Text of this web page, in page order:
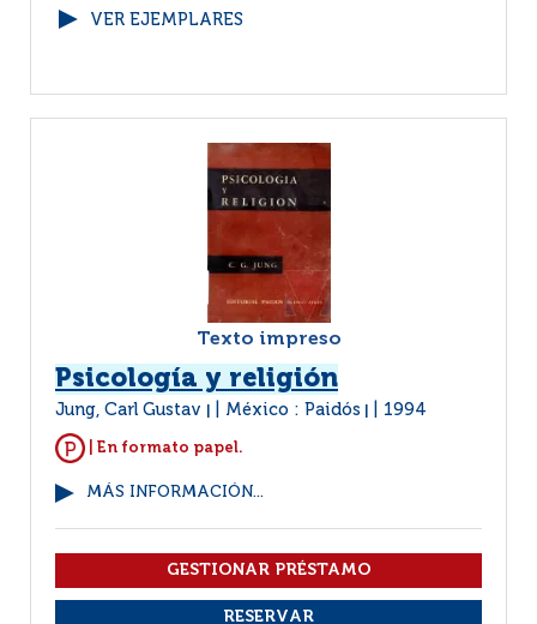
VER EJEMPLARES
Texto impreso
Psicología y religión
Jung, Carl Gustav México : Paidós 1994
| En formato papel.
MÁS INFORMACIÓN...